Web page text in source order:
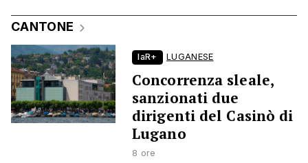
CANTONE
laR+ LUGANESE
Concorrenza sleale,
sanzionati due
dirigenti del Casinò di
Lugano
8 ore